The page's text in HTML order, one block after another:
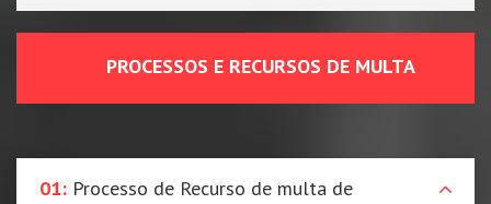
PROCESSOS E RECURSOS DE MULTA
01: Processo de Recurso de multa de